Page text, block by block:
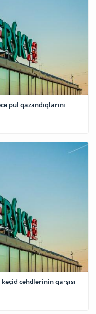
pul qazandıqlarını
cəhdlərinin qarşısı